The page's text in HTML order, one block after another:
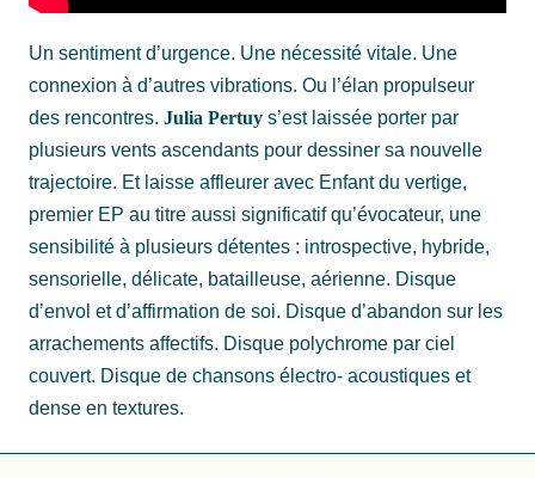
Un sentiment d’urgence. Une nécessité vitale. Une
connexion à d’autres vibrations. Ou l’élan propulseur
des rencontres. Julia Pertuy s’est laissée porter par
plusieurs vents ascendants pour dessiner sa nouvelle
trajectoire. Et laisse affleurer avec Enfant du vertige,
premier EP au titre aussi significatif qu’évocateur, une
sensibilité à plusieurs détentes : introspective, hybride,
sensorielle, délicate, batailleuse, aérienne. Disque
d’envol et d’affirmation de soi. Disque d’abandon sur les
arrachements affectifs. Disque polychrome par ciel
couvert. Disque de chansons électro- acoustiques et
dense en textures.